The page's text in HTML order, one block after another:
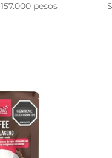
pesos